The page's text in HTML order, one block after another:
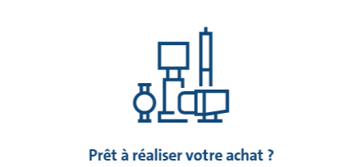
Prêt à réaliser votre achat ?